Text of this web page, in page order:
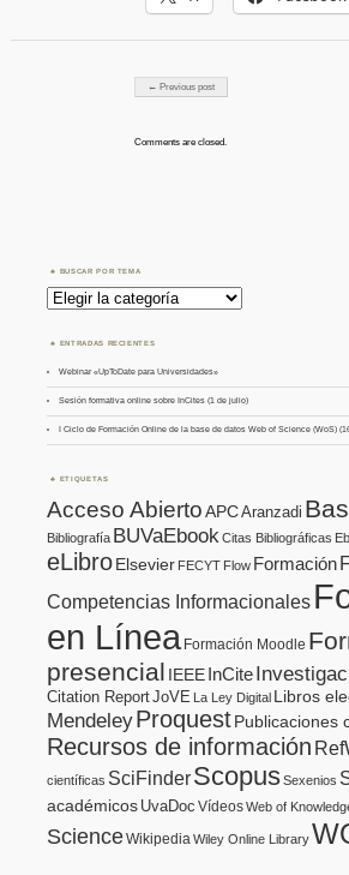
Post navigation
← Previous post
Comments are closed.
BUSCAR POR TEMA
Buscar
por
Tema
ENTRADAS RECIENTES
Webinar «UpToDate para Universidades»
Sesión formativa online sobre InCites (1 de julio)
I Ciclo de Formación Online de la base de datos Web of Science (WoS)
ETIQUETAS
Acceso AbiertoAPCAranzadi
Bibliografía BUVaEbookCitas Bibliográficas
eLibroElsevier FECYT Flow Formación
Competencias Informacionales
en Línea Formación Moodle
presencial IEEE InCite
Citation ReportJoVE La Ley Digital Libros
MendeleyProquestPublicaciones
Recursos de información
científicas SciFinderScopusSexenios
académicos UvaDoc VídeosWeb of
ScienceWikipediaWiley Online Library